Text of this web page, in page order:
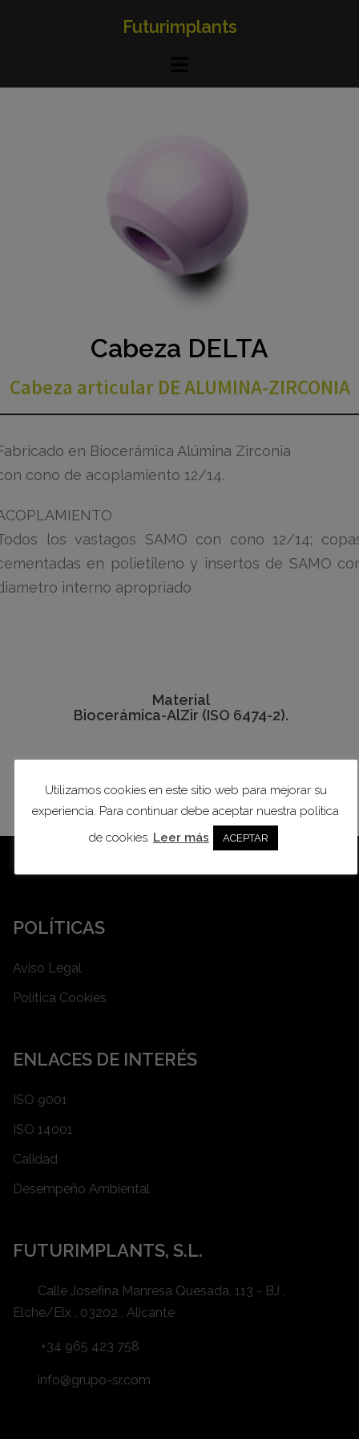
Futurimplants
Cabeza DELTA
Cabeza articular DE ALUMINA-ZIRCONIA
en Biocerámica Alúmina Zirconia
cono de acoplamiento 12/14.
los vastagos SAMO con cono 12/14;
en polietileno y insertos de SAMO
interno apropriado
Material
Biocerámica-AlZir (ISO 6474-2).
Cono
12/14
POLÍTICAS
Aviso Legal
Política Cookies
ENLACES DE INTERÉS
ISO 9001
ISO 14001
Calidad
Desempeño Ambiental
FUTURIMPLANTS, S.L.
Calle Josefina Manresa Quesada, 113 - BJ ,
Elche/Elx , 03202 , Alicante
+34 965 423 758
info@grupo-sr.com
Utilizamos cookies en este sitio web para mejorar su
experiencia. Para continuar debe aceptar nuestra politica
de cookies. Leer más ACEPTAR